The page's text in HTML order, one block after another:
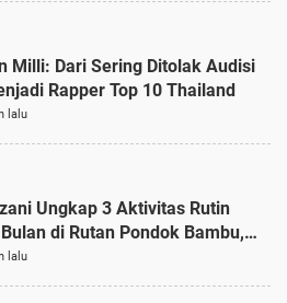
Milli: Dari Sering Ditolak Audisi
Rapper Top 10 Thailand
lalu
Ungkap 3 Aktivitas Rutin
di Rutan Pondok Bambu,
lalu